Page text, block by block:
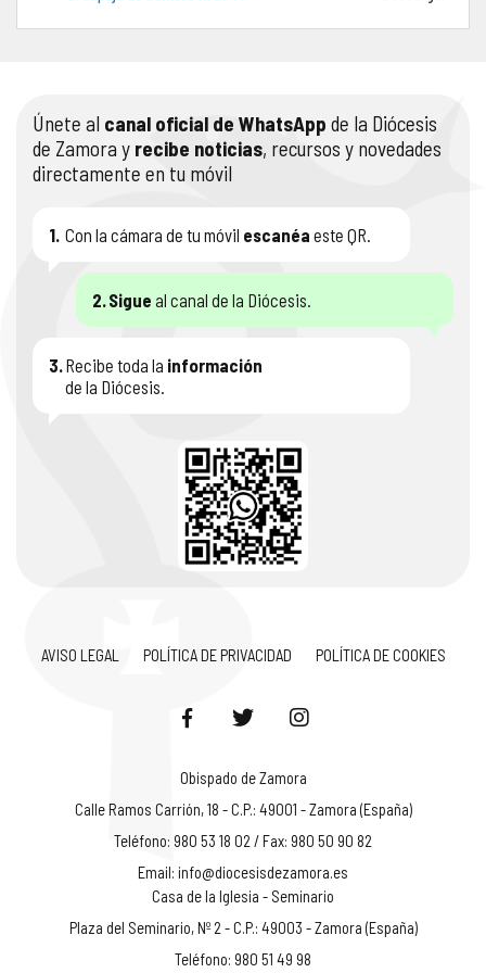
Únete al canal oficial de WhatsApp de la Diócesis
de Zamora y recibe noticias, recursos y novedades
directamente en tu móvil
1. Con la cámara de tu móvil escanéa este QR.
2.Sigue al canal de la Diócesis.
3.Recibe toda la información
de la Diócesis.
AVISO LEGAL POLÍTICA DE PRIVACIDAD POLÍTICA DE COOKIES
Obispado de Zamora
Calle Ramos Carrión, 18 - C.P.: 49001 - Zamora (España)
Teléfono: 980 53 18 02 / Fax: 980 50 90 82
Email: info@diocesisdezamora.es
Casa de la Iglesia - Seminario
Plaza del Seminario, Nº 2 - C.P.: 49003 - Zamora (España)
Teléfono: 980 51 49 98
PORTAL DE TRANSPARENCIA
APOSTOLADO SEGLAR
AUDIOS